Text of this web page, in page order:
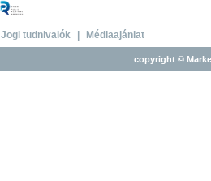
Jogi tudnivalók Médiaajánlat
copyright ©